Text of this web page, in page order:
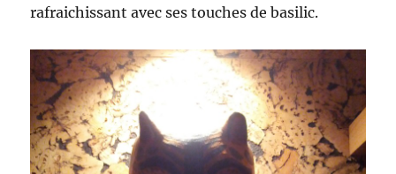
rafraichissant avec ses touches de basilic.